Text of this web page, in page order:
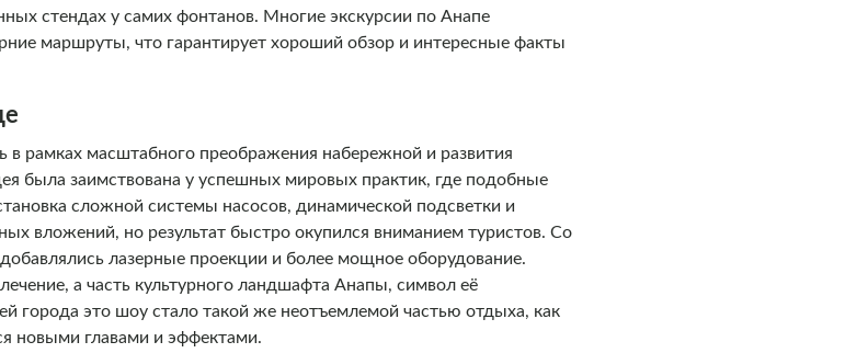
стендах у самих фонтанов. Многие экскурсии по Анапе
маршруты, что гарантирует хороший обзор и интересные факты
рамках масштабного преображения набережной и развития
была заимствована у успешных мировых практик, где подобные
сложной системы насосов, динамической подсветки и
вложений, но результат быстро окупился вниманием туристов. Со
лазерные проекции и более мощное оборудование.
а часть культурного ландшафта Анапы, символ её
города это шоу стало такой же неотъемлемой частью отдыха, как
новыми главами и эффектами.